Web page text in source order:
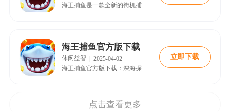
海王捕鱼是一款全新的街机捕鱼手游，它不仅推出了精美的新国风大厅界面，还对活动和鱼场进行了全面优化。游戏中有超多鱼种，如聚宝金蟾、海马恋人、健美兔、寒霜冰龙、冥焰赤龙、美人鱼等，带你找到梦中情鱼。此外，游戏玩法丰富，航海征途模式让你可以培养各式船舰，挑战真实玩家，还能换取游戏道具。稀有怪物不时出没，挑战强敌更有机会获得珍宝。捕获海王还有概率掉落海贝，为游戏增添了更多惊喜与乐趣。
海王捕鱼官方版下载
休闲益智 | 2025-04-02
立即下载
点击查看更多